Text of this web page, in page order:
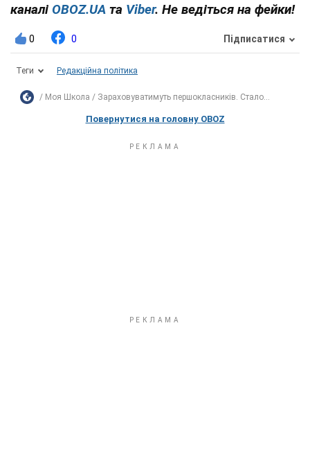
каналі OBOZ.UA та Viber. Не ведіться на фейки!
0 0 Підписатися
Теги Редакційна політика
Моя Школа Зараховуватимуть першокласників. Стало...
Повернутися на головну OBOZ